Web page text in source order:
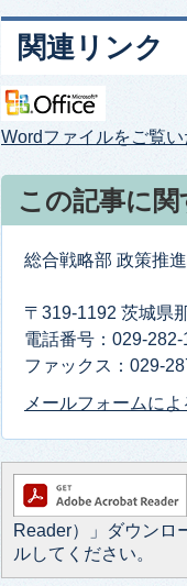
関連リンク
Wordファイルをご覧
この記事に
総合戦略部 政策推
〒319-1192 茨城県
電話番号：029-282-
ファックス：029-
メールフォームに
Reader）」ダウンロ
ルしてください。